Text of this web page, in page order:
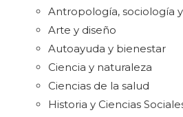
Antropología, sociología
Arte y diseño
Autoayuda y bienestar
Ciencia y naturaleza
Ciencias de la salud
Historia y Ciencias